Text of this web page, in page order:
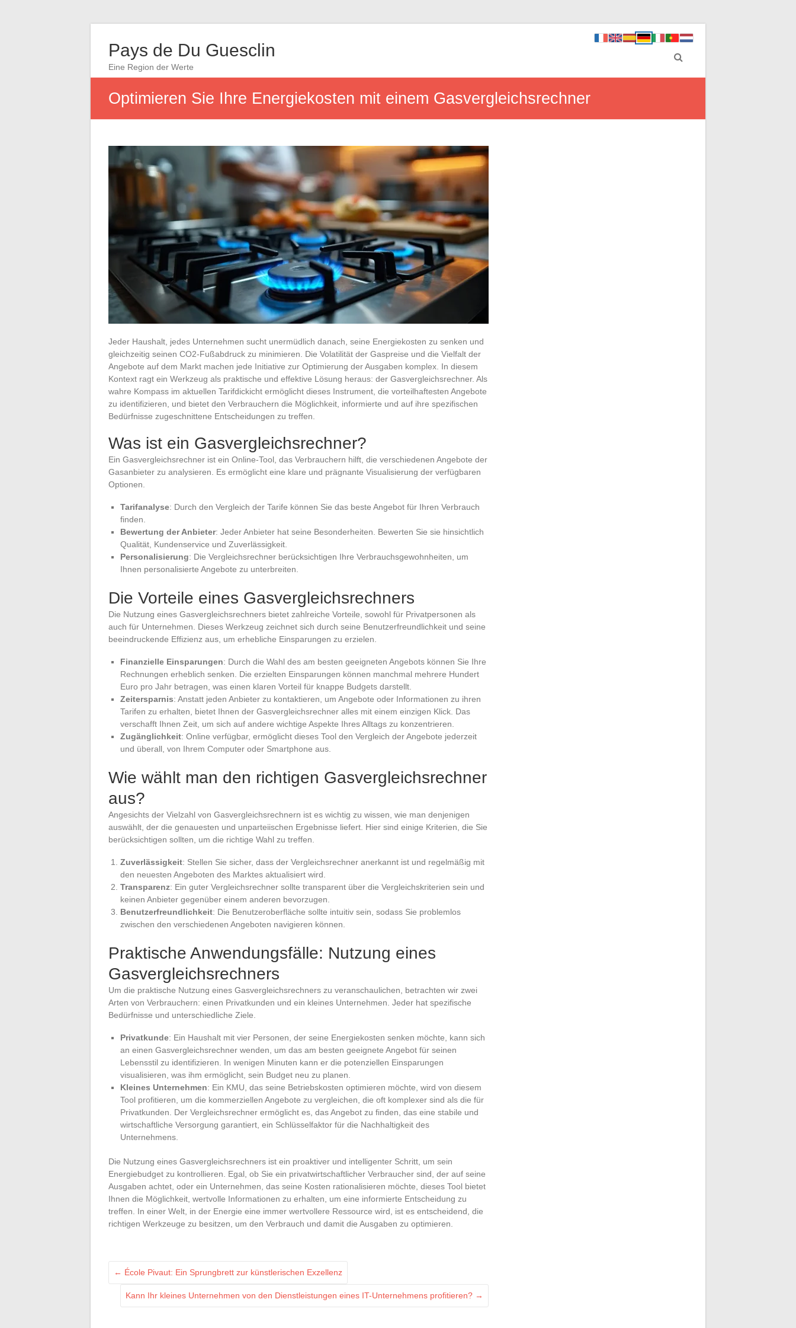
Pays de Du Guesclin
Eine Region der Werte
Optimieren Sie Ihre Energiekosten mit einem Gasvergleichsrechner
Jeder Haushalt, jedes Unternehmen sucht unermüdlich danach, seine Energiekosten zu senken und
gleichzeitig seinen CO2-Fußabdruck zu minimieren. Die Volatilität der Gaspreise und die Vielfalt der
Angebote auf dem Markt machen jede Initiative zur Optimierung der Ausgaben komplex. In diesem
Kontext ragt ein Werkzeug als praktische und effektive Lösung heraus: der Gasvergleichsrechner. Als
wahre Kompass im aktuellen Tarifdickicht ermöglicht dieses Instrument, die vorteilhaftesten Angebote
zu identifizieren, und bietet den Verbrauchern die Möglichkeit, informierte und auf ihre spezifischen
Bedürfnisse zugeschnittene Entscheidungen zu treffen.
Was ist ein Gasvergleichsrechner?
Ein Gasvergleichsrechner ist ein Online-Tool, das Verbrauchern hilft, die verschiedenen Angebote der
Gasanbieter zu analysieren. Es ermöglicht eine klare und prägnante Visualisierung der verfügbaren
Optionen.
Tarifanalyse: Durch den Vergleich der Tarife können Sie das beste Angebot für Ihren Verbrauch
finden.
Bewertung der Anbieter: Jeder Anbieter hat seine Besonderheiten. Bewerten Sie sie hinsichtlich
Qualität, Kundenservice und Zuverlässigkeit.
Personalisierung: Die Vergleichsrechner berücksichtigen Ihre Verbrauchsgewohnheiten, um
Ihnen personalisierte Angebote zu unterbreiten.
Die Vorteile eines Gasvergleichsrechners
Die Nutzung eines Gasvergleichsrechners bietet zahlreiche Vorteile, sowohl für Privatpersonen als
auch für Unternehmen. Dieses Werkzeug zeichnet sich durch seine Benutzerfreundlichkeit und seine
beeindruckende Effizienz aus, um erhebliche Einsparungen zu erzielen.
Finanzielle Einsparungen: Durch die Wahl des am besten geeigneten Angebots können Sie Ihre
Rechnungen erheblich senken. Die erzielten Einsparungen können manchmal mehrere Hundert
Euro pro Jahr betragen, was einen klaren Vorteil für knappe Budgets darstellt.
Zeitersparnis: Anstatt jeden Anbieter zu kontaktieren, um Angebote oder Informationen zu ihren
Tarifen zu erhalten, bietet Ihnen der Gasvergleichsrechner alles mit einem einzigen Klick. Das
verschafft Ihnen Zeit, um sich auf andere wichtige Aspekte Ihres Alltags zu konzentrieren.
Zugänglichkeit: Online verfügbar, ermöglicht dieses Tool den Vergleich der Angebote jederzeit
und überall, von Ihrem Computer oder Smartphone aus.
Wie wählt man den richtigen Gasvergleichsrechner
aus?
Angesichts der Vielzahl von Gasvergleichsrechnern ist es wichtig zu wissen, wie man denjenigen
auswählt, der die genauesten und unparteiischen Ergebnisse liefert. Hier sind einige Kriterien, die Sie
berücksichtigen sollten, um die richtige Wahl zu treffen.
Zuverlässigkeit: Stellen Sie sicher, dass der Vergleichsrechner anerkannt ist und regelmäßig mit
den neuesten Angeboten des Marktes aktualisiert wird.
Transparenz: Ein guter Vergleichsrechner sollte transparent über die Vergleichskriterien sein und
keinen Anbieter gegenüber einem anderen bevorzugen.
Benutzerfreundlichkeit: Die Benutzeroberfläche sollte intuitiv sein, sodass Sie problemlos
zwischen den verschiedenen Angeboten navigieren können.
Praktische Anwendungsfälle: Nutzung eines
Gasvergleichsrechners
Um die praktische Nutzung eines Gasvergleichsrechners zu veranschaulichen, betrachten wir zwei
Arten von Verbrauchern: einen Privatkunden und ein kleines Unternehmen. Jeder hat spezifische
Bedürfnisse und unterschiedliche Ziele.
Privatkunde: Ein Haushalt mit vier Personen, der seine Energiekosten senken möchte, kann sich
an einen Gasvergleichsrechner wenden, um das am besten geeignete Angebot für seinen
Lebensstil zu identifizieren. In wenigen Minuten kann er die potenziellen Einsparungen
visualisieren, was ihm ermöglicht, sein Budget neu zu planen.
Kleines Unternehmen: Ein KMU, das seine Betriebskosten optimieren möchte, wird von diesem
Tool profitieren, um die kommerziellen Angebote zu vergleichen, die oft komplexer sind als die für
Privatkunden. Der Vergleichsrechner ermöglicht es, das Angebot zu finden, das eine stabile und
wirtschaftliche Versorgung garantiert, ein Schlüsselfaktor für die Nachhaltigkeit des
Unternehmens.
Die Nutzung eines Gasvergleichsrechners ist ein proaktiver und intelligenter Schritt, um sein
Energiebudget zu kontrollieren. Egal, ob Sie ein privatwirtschaftlicher Verbraucher sind, der auf seine
Ausgaben achtet, oder ein Unternehmen, das seine Kosten rationalisieren möchte, dieses Tool bietet
Ihnen die Möglichkeit, wertvolle Informationen zu erhalten, um eine informierte Entscheidung zu
treffen. In einer Welt, in der Energie eine immer wertvollere Ressource wird, ist es entscheidend, die
richtigen Werkzeuge zu besitzen, um den Verbrauch und damit die Ausgaben zu optimieren.
← École Pivaut: Ein Sprungbrett zur künstlerischen Exzellenz
Kann Ihr kleines Unternehmen von den Dienstleistungen eines IT-Unternehmens profitieren? →